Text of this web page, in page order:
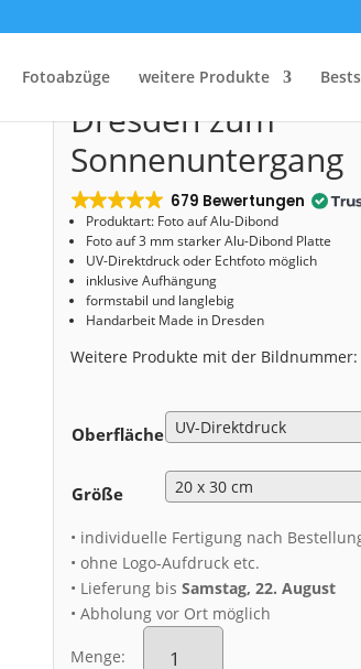
Fotoabzüge weitere Produkte
(01271) Dresden zum Sonnenuntergang
Alu-Dibond
Dresden zum
Sonnenuntergang
679 Bewertungen
Produktart: Foto auf Alu-Dibond
Foto auf 3 mm starker Alu-Dibond Platte
UV-Direktdruck oder Echtfoto möglich
inklusive Aufhängung
formstabil und langlebig
Handarbeit Made in Dresden
Weitere Produkte mit der
Oberfläche
Größe
• individuelle Fertigung nach
• ohne Logo-Aufdruck etc.
• Lieferung bisSamstag, 22. August
• Abholung vor Ort möglich
Menge:
Alu-
Dibond